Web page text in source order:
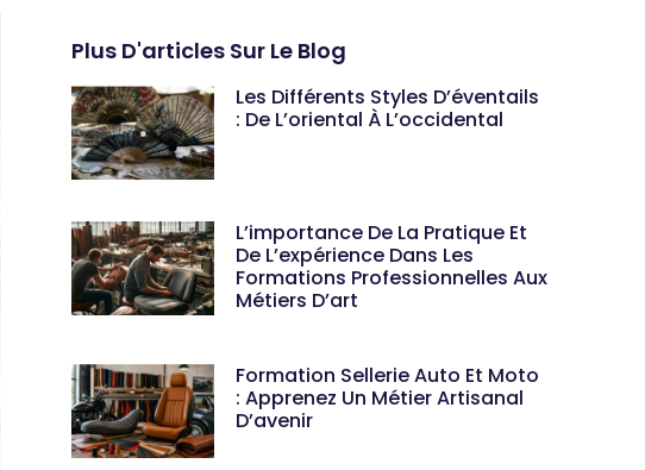
Plus D'articles Sur Le Blog
Les Différents Styles D’éventails
: De L’oriental À L’occidental
L’importance De La Pratique Et
De L’expérience Dans Les
Formations Professionnelles Aux
Métiers D’art
Formation Sellerie Auto Et Moto
: Apprenez Un Métier Artisanal
D’avenir